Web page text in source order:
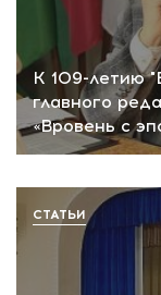
К 109-летию
главного
«Вровень с
СТАТЬИ